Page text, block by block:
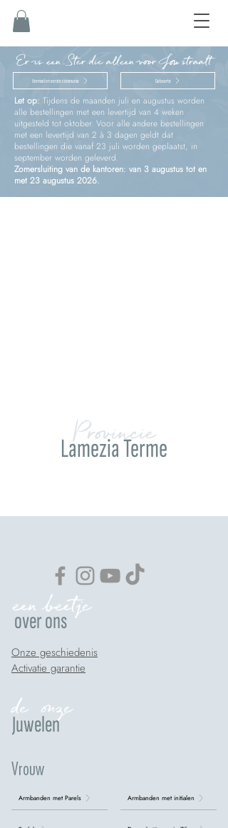
Er is een Ster die alleen voor Jou straalt
Vormsel en eerste communie Geboorte
Let op: Tijdens de maanden juli en augustus worden
alle bestellingen met een levertijd van 4 weken
uitgesteld tot oktober. Voor alle andere bestellingen
met een levertijd van 2 à 3 dagen geldt dat
bestellingen die vanaf 23 juli worden geplaatst, in
september worden geleverd.
Zomersluiting van de kantoren: van 3 augustus tot en
met 23 augustus 2026.
Provincie
Lamezia Terme
over ons
een beetje
Onze geschiedenis
Activatie garantie
de onze
Juwelen
Vrouw
Armbanden met Parels Armbanden met initialen